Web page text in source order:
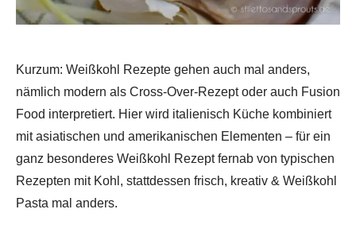
Kurzum: Weißkohl Rezepte gehen auch mal anders,
nämlich modern als Cross-Over-Rezept oder auch Fusion
Food interpretiert. Hier wird italienisch Küche kombiniert
mit asiatischen und amerikanischen Elementen – für ein
ganz besonderes Weißkohl Rezept fernab von typischen
Rezepten mit Kohl, stattdessen frisch, kreativ & Weißkohl
Pasta mal anders.